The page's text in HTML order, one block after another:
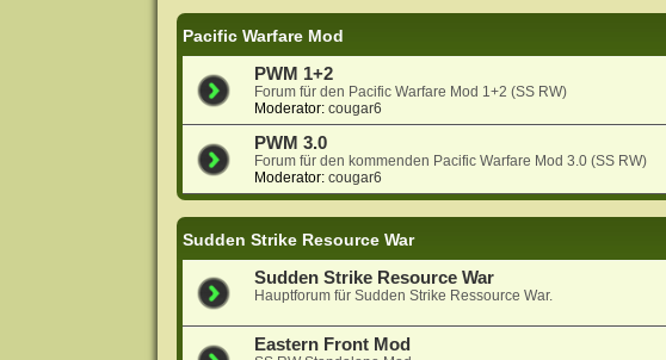
Pacific Warfare Mod
PWM 1+2
Forum für den Pacific Warfare Mod 1+2 (SS RW)
Moderator: cougar6
PWM 3.0
Forum für den kommenden Pacific Warfare Mod 3.0 (SS RW)
Moderator: cougar6
Sudden Strike Resource War
Sudden Strike Resource War
Hauptforum für Sudden Strike Ressource War.
Eastern Front Mod